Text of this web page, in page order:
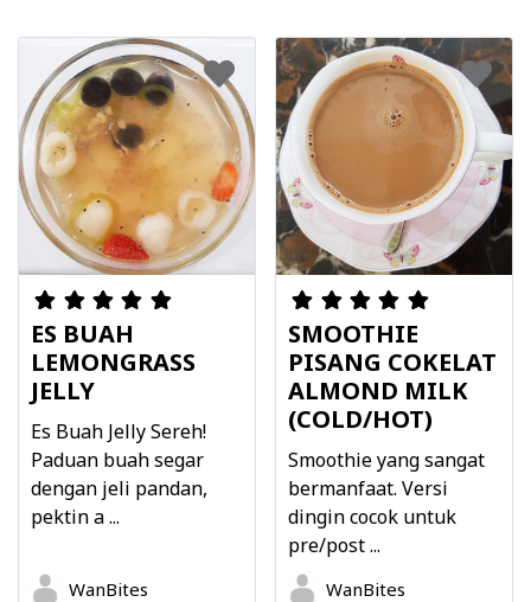
ES BUAH
LEMONGRASS
JELLY
Es Buah Jelly Sereh!
Paduan buah segar
dengan jeli pandan,
pektin a ...
WanBites
SMOOTHIE
PISANG COKELAT
ALMOND MILK
(COLD/HOT)
Smoothie yang sangat
bermanfaat. Versi
dingin cocok untuk
pre/post ...
WanBites